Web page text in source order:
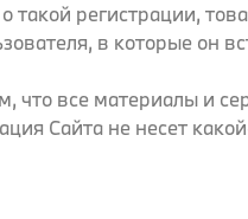
такой регистрации,
в которые он
что все материалы и
Сайта не несет